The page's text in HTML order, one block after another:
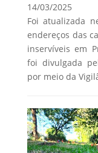
14/03/2025
Foi atualizada
endereços das
inservíveis em
foi divulgada
por meio da